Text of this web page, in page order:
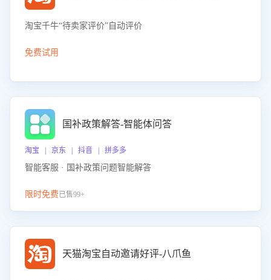
淘宝千牛“待卖家评价”自动评价
免费试用
国补政策解答-智能体问答
淘宝 | 京东 | 抖音 | 拼多多
智能客服 · 国补政策问题智能解答
限时免费已售99+
天猫淘宝自动邀请好评-八爪鱼